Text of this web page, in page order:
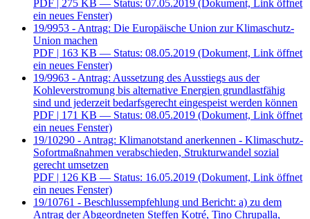
PDF | 275 KB — Status: 07.05.2019 (Dokument, Link öffnet
ein neues Fenster)
19/9953 - Antrag: Die Europäische Union zur Klimaschutz-
Union machen
PDF | 163 KB — Status: 08.05.2019 (Dokument, Link öffnet
ein neues Fenster)
19/9963 - Antrag: Aussetzung des Ausstiegs aus der
Kohleverstromung bis alternative Energien grundlastfähig
sind und jederzeit bedarfsgerecht eingespeist werden können
PDF | 171 KB — Status: 08.05.2019 (Dokument, Link öffnet
ein neues Fenster)
19/10290 - Antrag: Klimanotstand anerkennen - Klimaschutz-
Sofortmaßnahmen verabschieden, Strukturwandel sozial
gerecht umsetzen
PDF | 126 KB — Status: 16.05.2019 (Dokument, Link öffnet
ein neues Fenster)
19/10761 - Beschlussempfehlung und Bericht: a) zu dem
Antrag der Abgeordneten Steffen Kotré, Tino Chrupalla,